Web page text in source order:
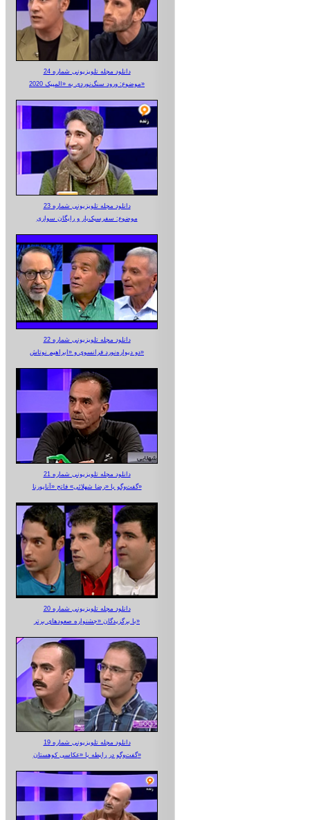
دانلود مجله تلویزیونی شماره 24
موضوع: ورود سنگ‌نوردی به «المپیک 2020»
دانلود مجله تلویزیونی شماره 23
موضوع: سفرسبک‌بار و رایگان سواری
دانلود مجله تلویزیونی شماره 22
دو دیواره‌نورد فرانسوی و «ابراهیم نوتاش»
دانلود مجله تلویزیونی شماره 21
گفت‌وگو با «رضا شهلائی» فاتح «آناپورنا»
دانلود مجله تلویزیونی شماره 20
با برگزیدگان «جشنواره صعودهای برتر»
دانلود مجله تلویزیونی شماره 19
گفت‌وگو در رابطه با «عکاسی کوهستان»